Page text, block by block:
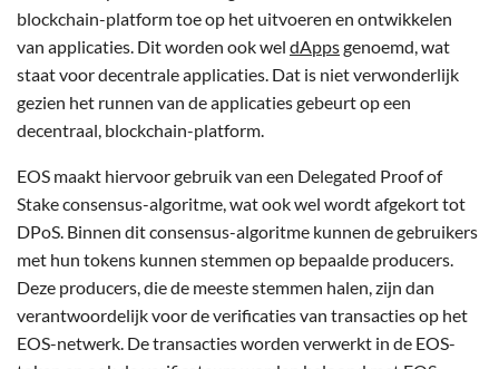
blockchain-platform toe op het uitvoeren en ontwikkelen
van applicaties. Dit worden ook wel dAppsgenoemd, wat
staat voor decentrale applicaties. Dat is niet verwonderlijk
gezien het runnen van de applicaties gebeurt op een
decentraal, blockchain-platform.
EOS maakt hiervoor gebruik van een Delegated Proof of
Stake consensus-algoritme, wat ook wel wordt afgekort tot
DPoS. Binnen dit consensus-algoritme kunnen de gebruikers
met hun tokens kunnen stemmen op bepaalde producers.
Deze producers, die de meeste stemmen halen, zijn dan
verantwoordelijk voor de verificaties van transacties op het
EOS-netwerk. De transacties worden verwerkt in de EOS-